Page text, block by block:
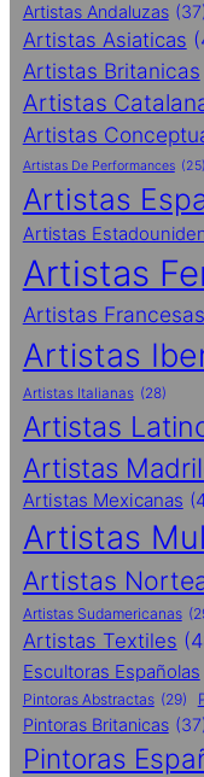
Artistas Andaluzas
Artistas Asiaticas
Artistas Britanicas
Artistas
Artistas
Artistas De Performances (25)
Artistas
Artistas
Artistas
Artistas Francesas
Artistas
Artistas Italianas (28)
Artistas
Artistas
Artistas Mexicanas
Artistas
Artistas
Artistas Sudamericanas
Artistas Textiles
Escultoras Españolas
Pintoras Abstractas (29)
Pintoras Britanicas
Pintoras